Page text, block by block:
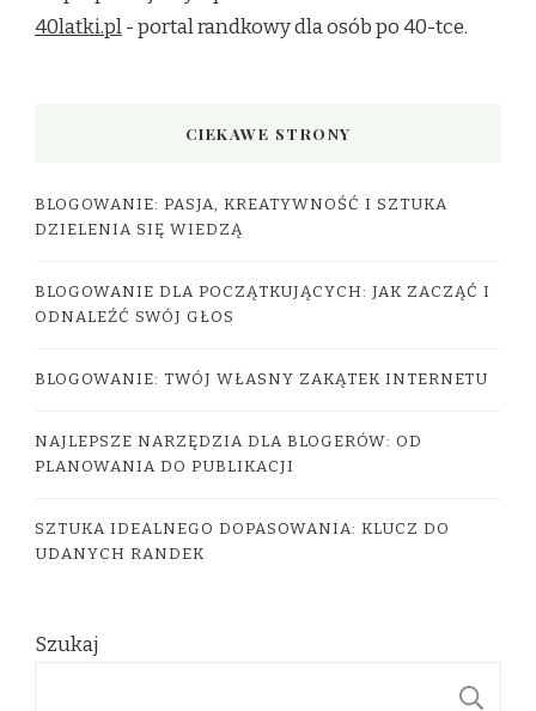
40latki.pl- portal randkowy dla osób po 40-tce.
CIEKAWE STRONY
BLOGOWANIE: PASJA, KREATYWNOŚĆ I SZTUKA
DZIELENIA SIĘ WIEDZĄ
BLOGOWANIE DLA POCZĄTKUJĄCYCH: JAK ZACZĄĆ I
ODNALEŹĆ SWÓJ GŁOS
BLOGOWANIE: TWÓJ WŁASNY ZAKĄTEK INTERNETU
NAJLEPSZE NARZĘDZIA DLA BLOGERÓW: OD
PLANOWANIA DO PUBLIKACJI
SZTUKA IDEALNEGO DOPASOWANIA: KLUCZ DO
UDANYCH RANDEK
Szukaj